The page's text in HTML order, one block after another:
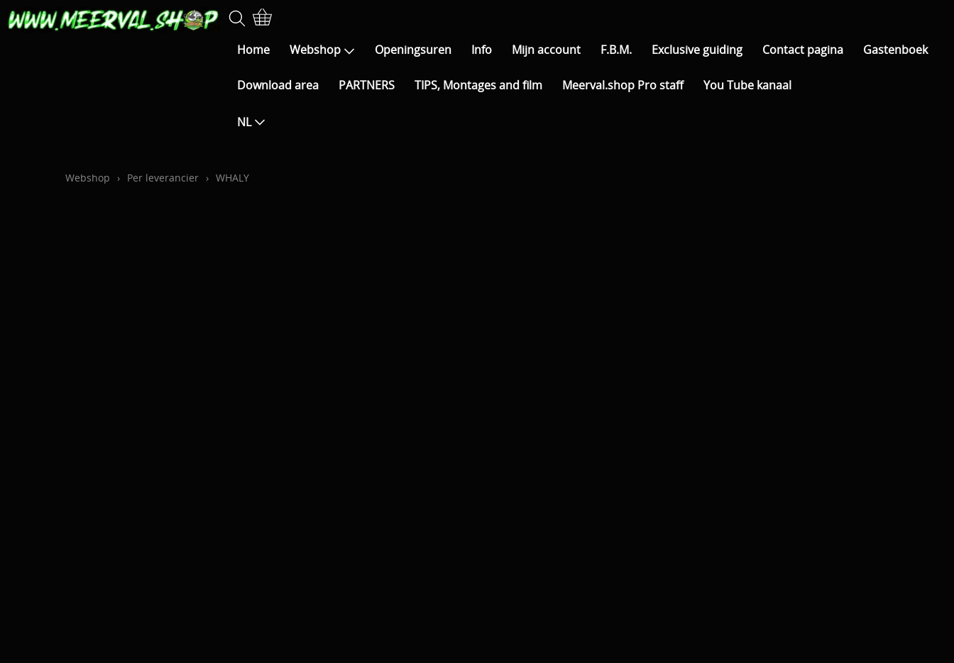
Home Webshop Openingsuren Info Mijn account F.B.M. Exclusive guiding Contact pagina Gastenboek
Download area PARTNERS TIPS, Montages and film Meerval.shop Pro staff You Tube kanaal
NL
Webshop › Per leverancier › WHALY